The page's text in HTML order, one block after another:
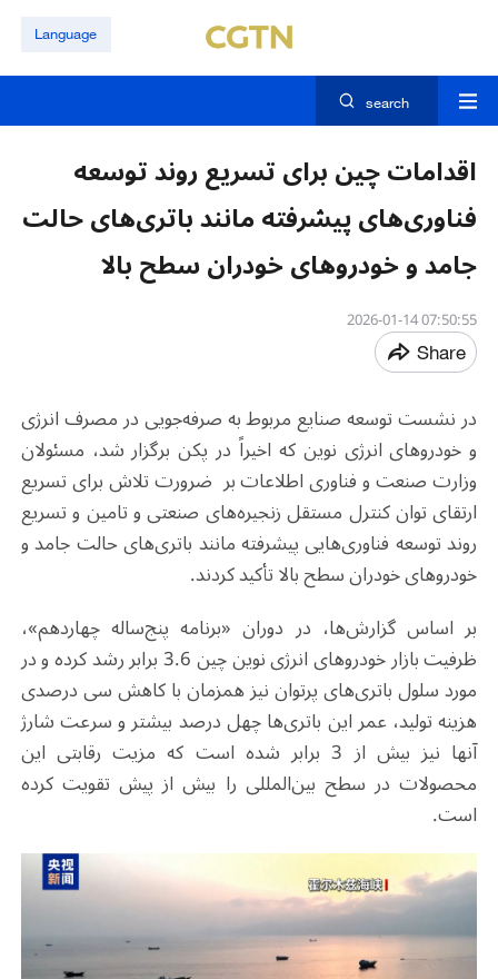
Language
search
اقدامات چین برای تسریع روند توسعه
فناوری‌های پیشرفته مانند باتری‌های حالت
جامد و خودروهای خودران سطح بالا
07:50:55 2026-01-14
Share
در نشست توسعه صنایع مربوط به صرفه‌جویی در مصرف انرژی
و خودروهای انرژی نوین که اخیراً در پکن برگزار شد، مسئولان
وزارت صنعت و فناوری اطلاعات بر ضرورت تلاش برای تسریع
ارتقای توان کنترل مستقل زنجیره‌های صنعتی و تامین و تسریع
روند توسعه فناوری‌هایی پیشرفته مانند باتری‌های حالت جامد و
خودروهای خودران سطح بالا تأکید کردند.
بر اساس گزارش‌ها، در دوران «برنامه پنج‌ساله چهاردهم»،
ظرفیت بازار خودروهای انرژی نوین چین 3.6 برابر رشد کرده و در
مورد سلول باتری‌‌های پرتوان نیز همزمان با کاهش سی درصدی
هزینه تولید، عمر این باتری‌ها چهل درصد بیشتر و سرعت شارژ
آنها نیز بیش از 3 برابر شده است که مزیت رقابتی این
محصولات در سطح بین‌المللی را بیش از پیش تقویت کرده
است.